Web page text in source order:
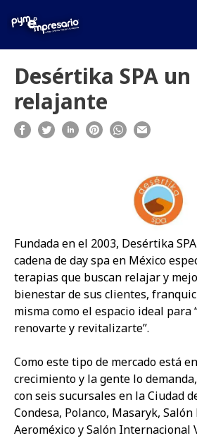
Desértika SPA
relajante
Fundada en el 2003, Desértika
cadena de day spa en México
terapias que buscan relajar y
bienestar de sus clientes,
misma como el espacio ideal para
renovarte y revitalizarte”.
Como este tipo de mercado está
crecimiento y la gente lo
con seis sucursales en la Ciudad
Condesa, Polanco, Masaryk,
Aeroméxico y Salón Internacional